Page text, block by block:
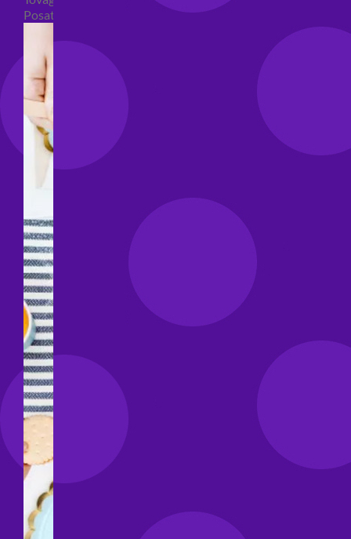
Posate per feste